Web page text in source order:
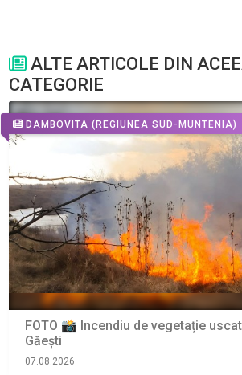
ALTE ARTICOLE DIN
CATEGORIE
DAMBOVITA (REGIUNEA SUD-MUNTENIA)
FOTO 📸 Incendiu de vegetație
Găești
07.08.2026